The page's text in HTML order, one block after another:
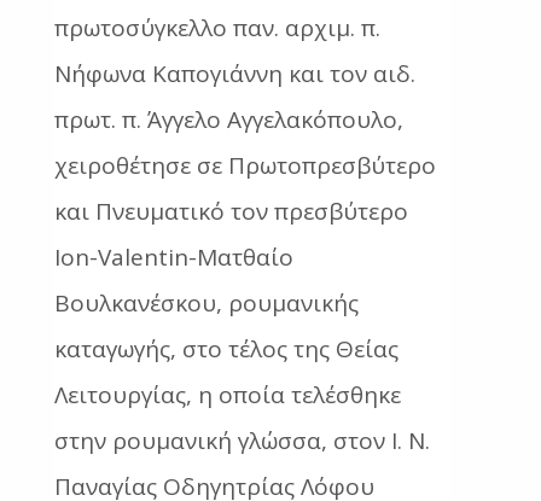
πρωτοσύγκελλο παν. αρχιμ. π.
Νήφωνα Καπογιάννη και τον αιδ.
πρωτ. π. Άγγελο Αγγελακόπουλο,
χειροθέτησε σε Πρωτοπρεσβύτερο
και Πνευματικό τον πρεσβύτερο
Ion-Valentin-Ματθαίο
Βουλκανέσκου, ρουμανικής
καταγωγής, στο τέλος της Θείας
Λειτουργίας, η οποία τελέσθηκε
στην ρουμανική γλώσσα, στον Ι. Ν.
Παναγίας Οδηγητρίας Λόφου